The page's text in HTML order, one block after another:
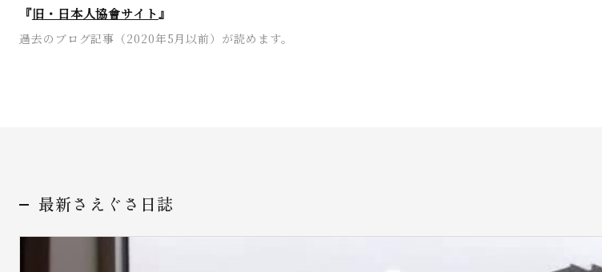
『旧・日本人協會サイト』
過去のブログ記事（2020年5月以前）が読めます。
最新さえぐさ日誌